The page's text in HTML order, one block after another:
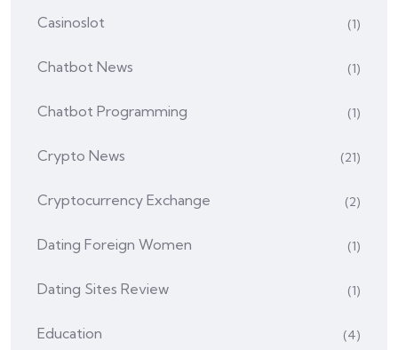
Casinoslot (1)
Chatbot News (1)
Chatbot Programming (1)
Crypto News (21)
Cryptocurrency Exchange (2)
Dating Foreign Women (1)
Dating Sites Review (1)
Education (4)